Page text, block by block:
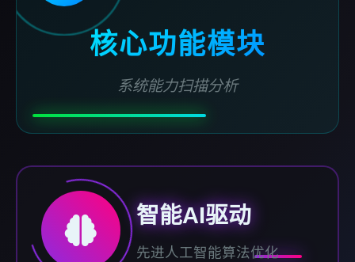
核心功能模块
系统能力扫描分析
智能AI驱动
先进人工智能算法优化